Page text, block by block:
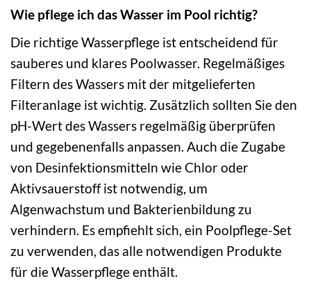
Wie pflege ich das Wasser im Pool richtig?
Die richtige Wasserpflege ist entscheidend für
sauberes und klares Poolwasser. Regelmäßiges
Filtern des Wassers mit der mitgelieferten
Filteranlage ist wichtig. Zusätzlich sollten Sie den
pH-Wert des Wassers regelmäßig überprüfen
und gegebenenfalls anpassen. Auch die Zugabe
von Desinfektionsmitteln wie Chlor oder
Aktivsauerstoff ist notwendig, um
Algenwachstum und Bakterienbildung zu
verhindern. Es empfiehlt sich, ein Poolpflege-Set
zu verwenden, das alle notwendigen Produkte
für die Wasserpflege enthält.